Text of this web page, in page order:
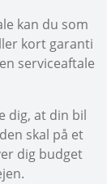
kan du som
kort garanti
serviceaftale
dig, at din bil
skal på et
dig budget